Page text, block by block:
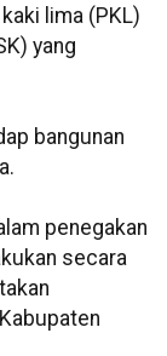
lima (PKL)
yang
bangunan
penegakan
secara